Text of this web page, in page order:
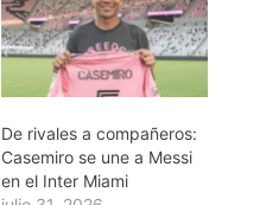
De rivales a compañeros:
Casemiro se une a Messi
en el Inter Miami